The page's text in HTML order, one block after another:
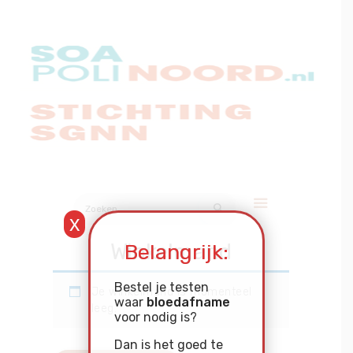
naar:
Winkelmand
Over soa
Bestellen
Kosten
Mijn Uitslag
Je winkelmand is momenteel
leeg.
Belangrijk:
Bestel je testen
waar bloedafname
voor nodig is?
Dan is het goed te
x